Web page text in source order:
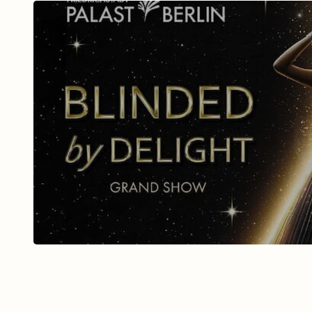
BLINDED BY DELIGHT